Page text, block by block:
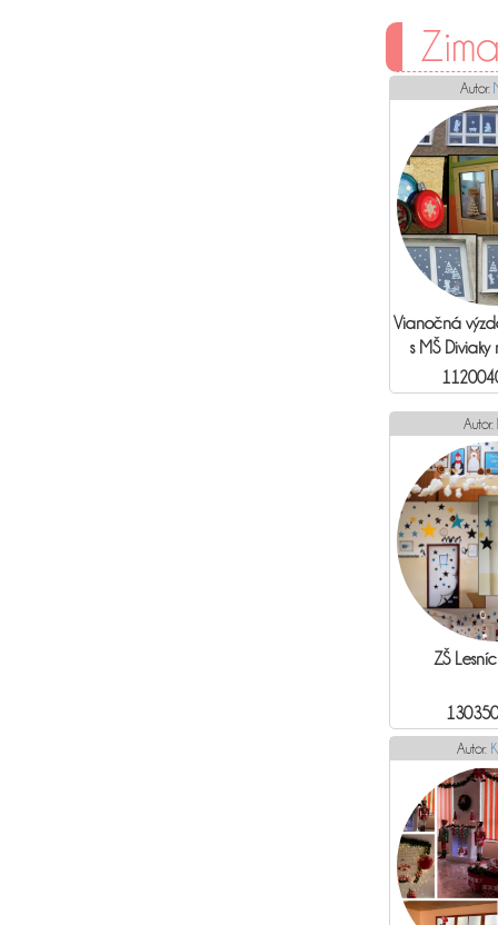
Autor:
Vianočná
s MŠ
Autor:
ZŠ
Autor: